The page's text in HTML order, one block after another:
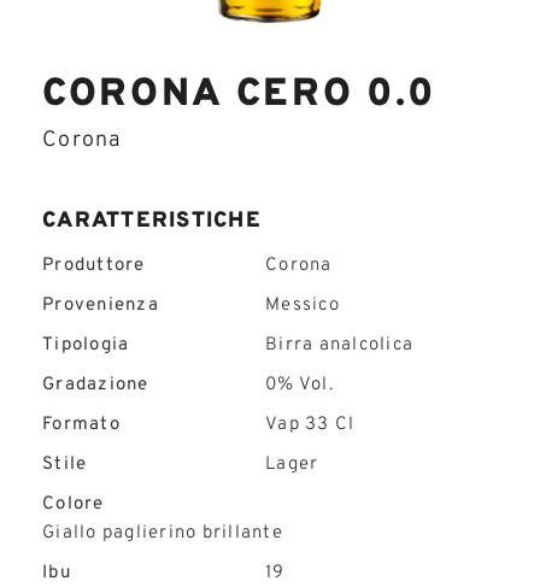
CORONA CERO 0.0
Corona
CARATTERISTICHE
Produttore
Corona
Provenienza
Messico
Tipologia
Birra analcolica
Gradazione
0% Vol.
Formato
Vap 33 Cl
Stile
Lager
Colore
Giallo paglierino brillante
Ibu
19